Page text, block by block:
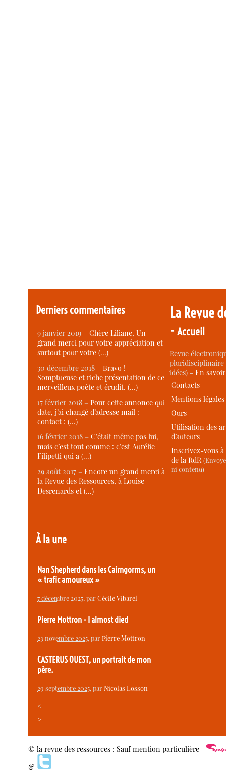
Derniers commentaires
9 janvier 2019 –Chère Liliane, Un
grand merci pour votre appréciation et
surtout pour votre (…)
30 décembre 2018 –Bravo !
Somptueuse et riche présentation de ce
merveilleux poète et érudit. (…)
17 février 2018 –Pour cette annonce qui
date, j’ai changé d’adresse mail :
contact : (…)
16 février 2018 –C’était même pas lui,
mais c’est tout comme : c’est Aurélie
Filipetti qui a (…)
29 août 2017 –Encore un grand merci à
la Revue des Ressources, à Louise
Desrenards et (…)
À la une
Nan Shepherd dans les Cairngorms, un
« trafic amoureux »
7 décembre 2025, parCécile Vibarel
Pierre Mottron - I almost died
23 novembre 2025, parPierre Mottron
CASTERUS OUEST, un portrait de mon
père.
29 septembre 2025, parNicolas Losson
<
>
La Revue
-Accueil
Revue
idées) -En
Contacts
Mentions légales
Ours
Utilisation des
d’auteurs
Inscrivez-vous
de la RdR
ni contenu)
© la revue des ressources : Sauf mention particulière |
&